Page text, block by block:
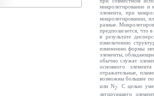
микролегирование
элемента, при
микролегировании,
разные.
предполагается, что
в результате
измельчению
изменению формы
элементы,
обычно служат
основного
отражательные,
возможны большие
или N2
. С целью
легирующего